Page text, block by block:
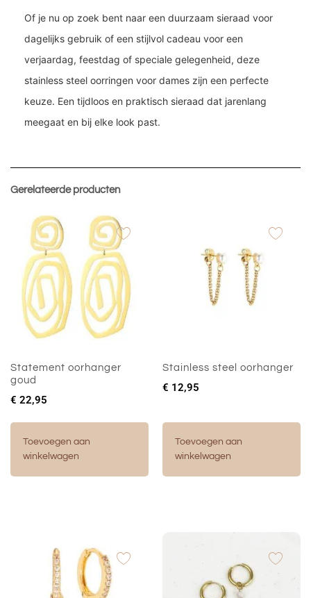
Of je nu op zoek bent naar een duurzaam sieraad voor
dagelijks gebruik of een stijlvol cadeau voor een
verjaardag, feestdag of speciale gelegenheid, deze
stainless steel oorringen voor dames zijn een perfecte
keuze. Een tijdloos en praktisch sieraad dat jarenlang
meegaat en bij elke look past.
Gerelateerde producten
Statement oorhanger
goud
€ 22,95
Toevoegen aan
winkelwagen
Stainless steel oorhanger
€ 12,95
Toevoegen aan
winkelwagen